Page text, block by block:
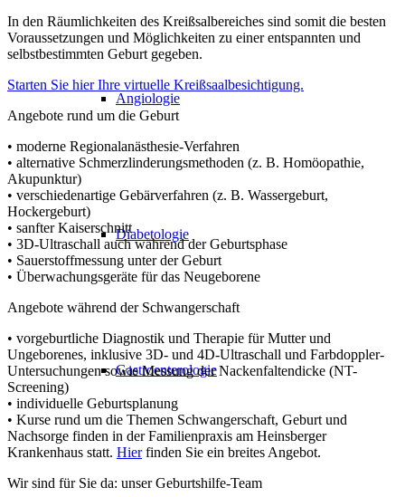
Angiologie
Diabetologie
Gastroenterologie
In den Räumlichkeiten des Kreißsalbereiches sind somit die besten
Voraussetzungen und Möglichkeiten zu einer entspannten und
selbstbestimmten Geburt gegeben.
Starten Sie hier Ihre virtuelle Kreißsaalbesichtigung.
Angebote rund um die Geburt
• moderne Regionalanästhesie-Verfahren
• alternative Schmerzlinderungsmethoden (z. B. Homöopathie,
Akupunktur)
• verschiedenartige Gebärverfahren (z. B. Wassergeburt,
Hockergeburt)
• sanfter Kaiserschnitt
• 3D-Ultraschall auch während der Geburtsphase
• Sauerstoffmessung unter der Geburt
• Überwachungsgeräte für das Neugeborene
Angebote während der Schwangerschaft
• vorgeburtliche Diagnostik und Therapie für Mutter und
Ungeborenes, inklusive 3D- und 4D-Ultraschall und Farbdoppler-
Untersuchungen sowie Messung der Nackenfaltendicke (NT-
Screening)
• individuelle Geburtsplanung
• Kurse rund um die Themen Schwangerschaft, Geburt und
Nachsorge finden in der Familienpraxis am Heinsberger
Krankenhaus statt. Hierfinden Sie ein breites Angebot.
Wir sind für Sie da: unser Geburtshilfe-Team